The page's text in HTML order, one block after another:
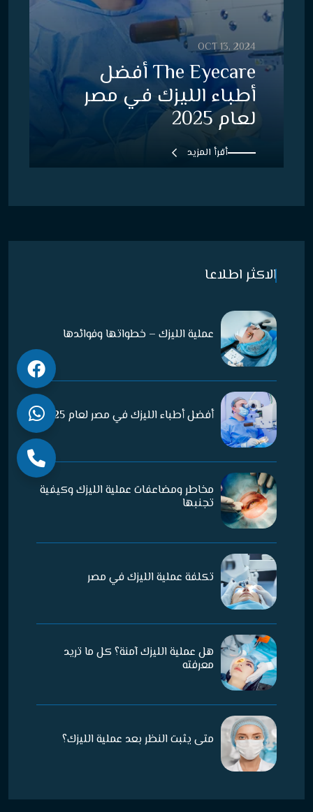
OCT 13, 2024
The Eyecare أفضل
أطباء الليزك في مصر
لعام 2025
أقرأ المزيد
الاكثر اطلاعا
عملية الليزك – خطواتها وفوائدها
أفضل أطباء الليزك في مصر لعام 2025
مخاطر ومضاعفات عملية الليزك وكيفية
تجنبها
تكلفة عملية الليزك في مصر
هل عملية الليزك آمنة؟ كل ما تريد
معرفته
متى يثبت النظر بعد عملية الليزك؟